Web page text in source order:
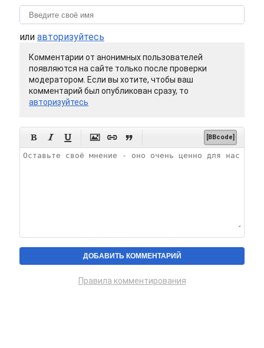
или авторизуйтесь
Комментарии от анонимных пользователей
появляются на сайте только после проверки
модератором. Если вы хотите, чтобы ваш
комментарий был опубликован сразу, то
авторизуйтесь
      [BBcode]
Правила комментирования